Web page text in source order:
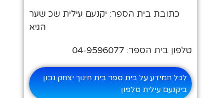
כתובת בית הספר: יקנעם עילית שכ שער
הגיא
טלפון בית הספר: 04-9596077
לכל המידע על בית ספר בית חינוך יצחק נבון
ביקנעם עילית טלפון